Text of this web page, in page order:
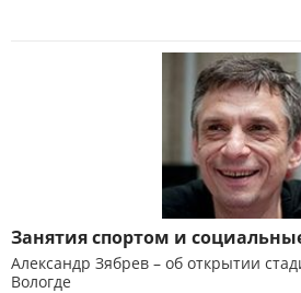
Занятия спортом и
Александр Зябрев – об открытии
Вологде